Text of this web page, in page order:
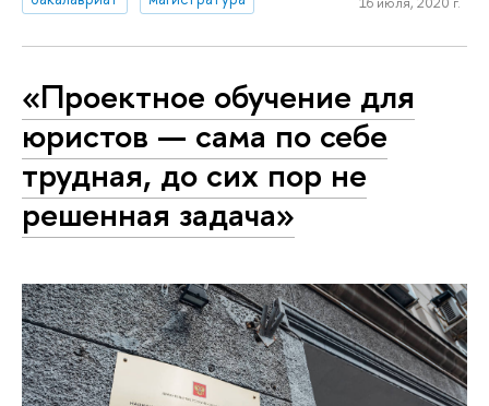
«Проектное обучение для
юристов — сама по себе
трудная, до сих пор не
решенная задача»